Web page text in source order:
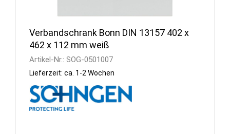
Verbandschrank Bonn DIN 13157 402 x
462 x 112 mm weiß
Artikel-Nr.: SOG-0501007
Lieferzeit: ca. 1-2 Wochen